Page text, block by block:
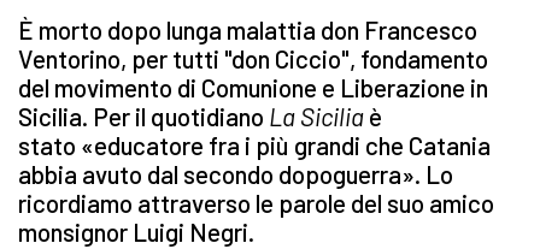
È morto dopo lunga malattia don Francesco
Ventorino, per tutti "don Ciccio", fondamento
del movimento di Comunione e Liberazione in
Sicilia. Per il quotidiano La Sicilia è
stato «educatore fra i più grandi che Catania
abbia avuto dal secondo dopoguerra». Lo
ricordiamo attraverso le parole del suo amico
monsignor Luigi Negri.